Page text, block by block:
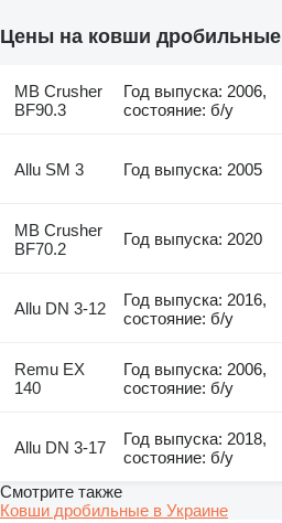
Цены на ковши дробильные
MB Crusher
BF90.3
Год выпуска: 2006,
состояние: б/у
Allu SM 3 Год выпуска: 2005
MB Crusher
BF70.2
Год выпуска: 2020
Allu DN 3-12
Год выпуска: 2016,
состояние: б/у
Remu EX
140
Год выпуска: 2006,
состояние: б/у
Allu DN 3-17
Год выпуска: 2018,
состояние: б/у
Смотрите также
Ковши дробильные в Украине